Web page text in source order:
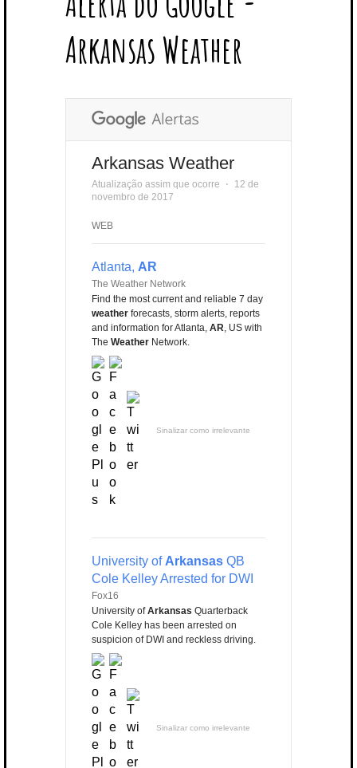
E
R
B
O
O
K
L
E
P
L
U
E
R
S
E
D
I
N
A
G
R
A
U
B
E
U
Arkansas Weather
Arkansas Weather
Atualização assim que ocorre ⋅
12 de
novembro de 2017
WEB
Atlanta, AR
The Weather Network
Find the most current and reliable 7 day
weather forecasts, storm alerts, reports
and information for Atlanta, AR, US with
The Weather Network.
Sinalizar como irrelevante
University ofArkansas QB
Cole Kelley Arrested for DWI
Fox16
University ofArkansas Quarterback
Cole Kelley has been arrested on
suspicion of DWI and reckless driving.
Sinalizar como irrelevante